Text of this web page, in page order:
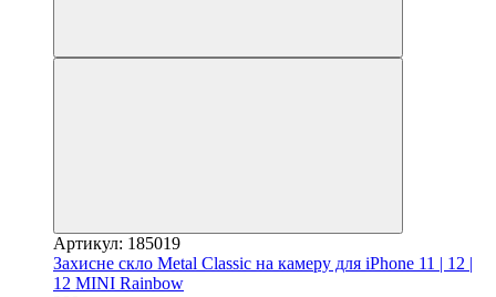
Артикул: 185019
Захисне скло Metal Classic на камеру для iPhone 11 | 12 |
12 MINI Rainbow